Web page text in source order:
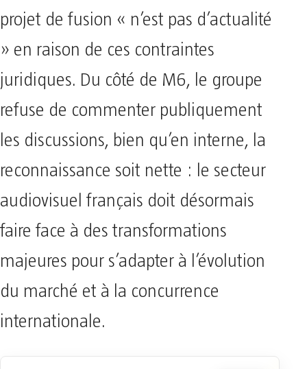
projet de fusion « n’est pas d’actualité
» en raison de ces contraintes
juridiques. Du côté de M6, le groupe
refuse de commenter publiquement
les discussions, bien qu’en interne, la
reconnaissance soit nette : le secteur
audiovisuel français doit désormais
faire face à des transformations
majeures pour s’adapter à l’évolution
du marché et à la concurrence
internationale.